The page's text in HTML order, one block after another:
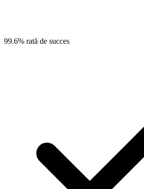
99.6% rată de succes